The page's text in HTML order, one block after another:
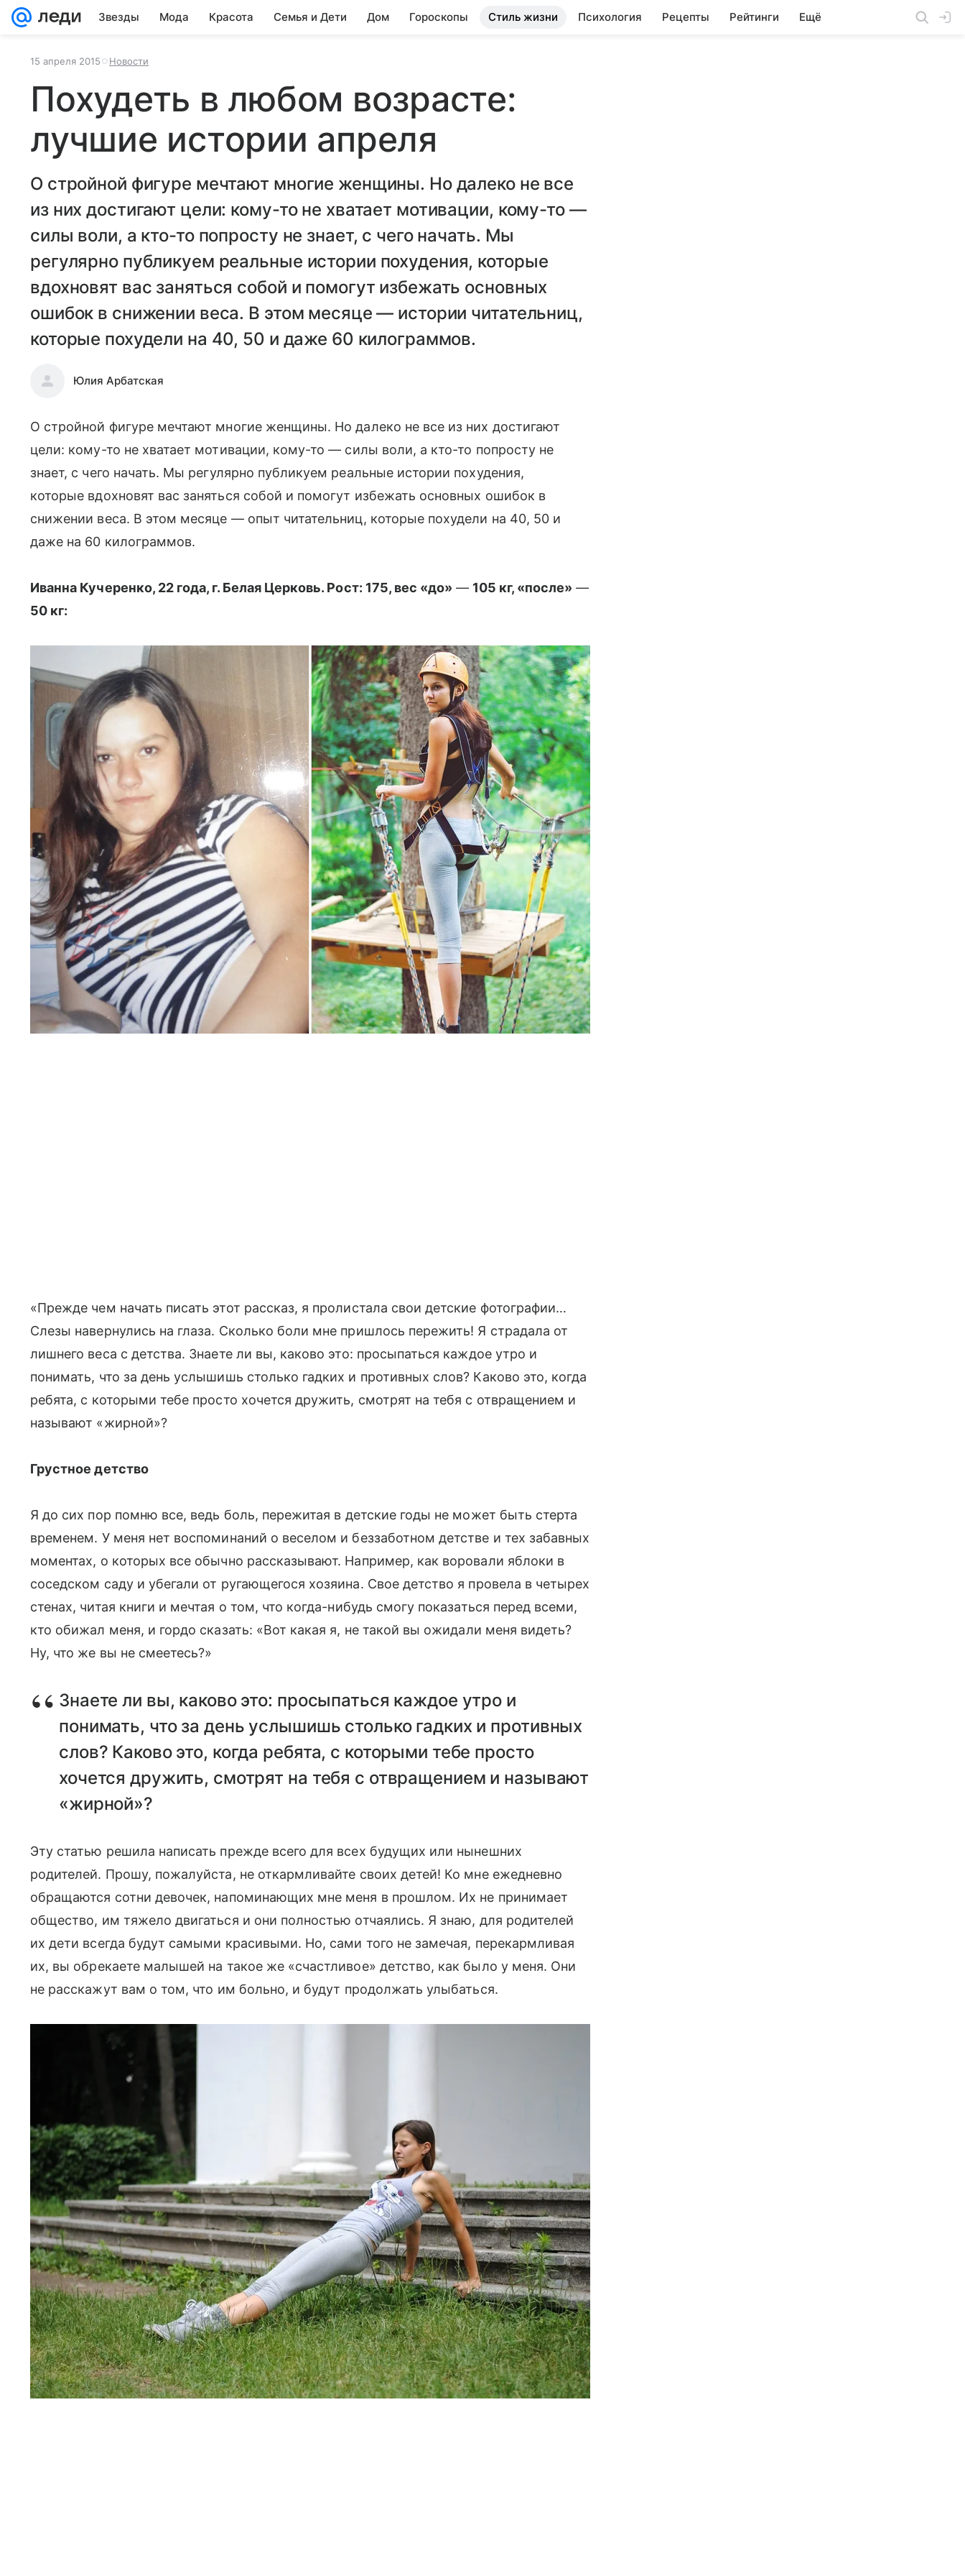
Звезды Мода Красота Семья и Дети Дом Гороскопы Стиль жизни Психология Рецепты Рейтинги Ещё
15 апреля 2015 Новости
Похудеть в любом возрасте:
лучшие истории апреля
О стройной фигуре мечтают многие женщины. Но далеко не все
из них достигают цели: кому-то не хватает мотивации, кому-то —
силы воли, а кто-то попросту не знает, с чего начать. Мы
регулярно публикуем реальные истории похудения, которые
вдохновят вас заняться собой и помогут избежать основных
ошибок в снижении веса. В этом месяце — истории читательниц,
которые похудели на 40, 50 и даже 60 килограммов.
Юлия Арбатская
О стройной фигуре мечтают многие женщины. Но далеко не все из них достигают
цели: кому-то не хватает мотивации, кому-то — силы воли, а кто-то попросту не
знает, с чего начать. Мы регулярно публикуем реальные истории похудения,
которые вдохновят вас заняться собой и помогут избежать основных ошибок в
снижении веса. В этом месяце — опыт читательниц, которые похудели на 40, 50 и
даже на 60 килограммов.
Иванна Кучеренко, 22 года, г. Белая Церковь. Рост: 175, вес «до» — 105 кг, «после» —
50 кг:
«Прежде чем начать писать этот рассказ, я пролистала свои детские фотографии…
Слезы навернулись на глаза. Сколько боли мне пришлось пережить! Я страдала от
лишнего веса с детства. Знаете ли вы, каково это: просыпаться каждое утро и
понимать, что за день услышишь столько гадких и противных слов? Каково это, когда
ребята, с которыми тебе просто хочется дружить, смотрят на тебя с отвращением и
называют «жирной»?
Грустное детство
Я до сих пор помню все, ведь боль, пережитая в детские годы не может быть стерта
временем. У меня нет воспоминаний о веселом и беззаботном детстве и тех забавных
моментах, о которых все обычно рассказывают. Например, как воровали яблоки в
соседском саду и убегали от ругающегося хозяина. Свое детство я провела в четырех
стенах, читая книги и мечтая о том, что когда-нибудь смогу показаться перед всеми,
кто обижал меня, и гордо сказать: «Вот какая я, не такой вы ожидали меня видеть?
Ну, что же вы не смеетесь?»
Знаете ли вы, каково это: просыпаться каждое утро и
понимать, что за день услышишь столько гадких и противных
слов? Каково это, когда ребята, с которыми тебе просто
хочется дружить, смотрят на тебя с отвращением и называют
«жирной»?
Эту статью решила написать прежде всего для всех будущих или нынешних
родителей. Прошу, пожалуйста, не откармливайте своих детей! Ко мне ежедневно
обращаются сотни девочек, напоминающих мне меня в прошлом. Их не принимает
общество, им тяжело двигаться и они полностью отчаялись. Я знаю, для родителей
их дети всегда будут самыми красивыми. Но, сами того не замечая, перекармливая
их, вы обрекаете малышей на такое же «счастливое» детство, как было у меня. Они
не расскажут вам о том, что им больно, и будут продолжать улыбаться.